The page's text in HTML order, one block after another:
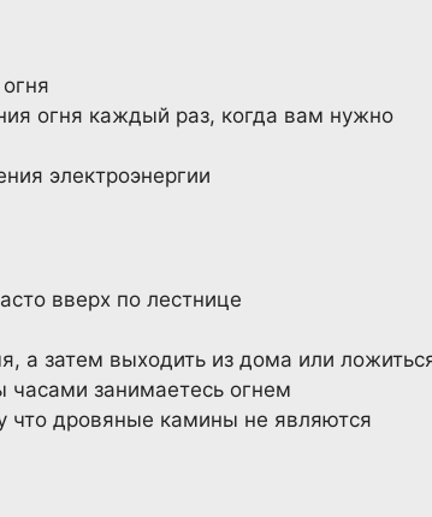
огня каждый раз, когда вам нужно
электроэнергии
вверх по лестнице
а затем выходить из дома или
часами занимаетесь огнем
что дровяные камины не являются